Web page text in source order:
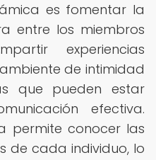
es fomentar la
entre los miembros
experiencias
de intimidad
que pueden estar
efectiva.
permite conocer las
de cada individuo, lo